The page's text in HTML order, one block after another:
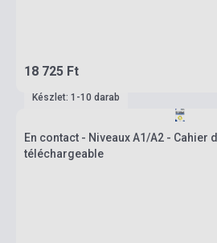
18 725 Ft
Készlet: 1-10 darab
En contact - Niveaux A1/A2 - Cahier
téléchargeable